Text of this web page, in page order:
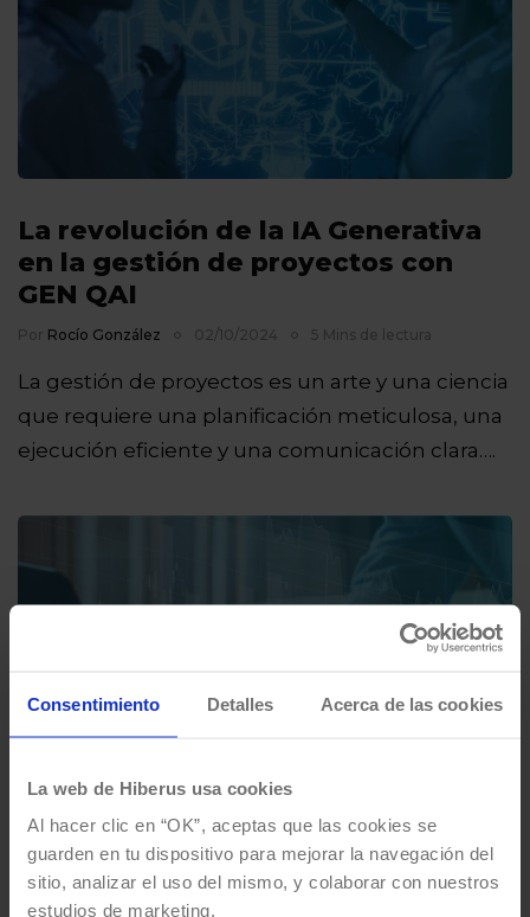
Consentimiento Detalles Acerca de las cookies
La web de Hiberus usa cookies
Al hacer clic en “OK”, aceptas que las cookies se
guarden en tu dispositivo para mejorar la navegación del
sitio, analizar el uso del mismo, y colaborar con nuestros
estudios de marketing.
La revolución de la IA Generativa
en la gestión de proyectos con
GEN QAI
Por Rocío González 02/10/2024 5 Mins de lectura
La gestión de proyectos es un arte y una ciencia
que requiere una planificación meticulosa, una
ejecución eficiente y una comunicación clara….
Pruebas de rendimiento de